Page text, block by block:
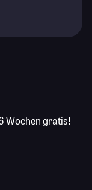
Wochen gratis!